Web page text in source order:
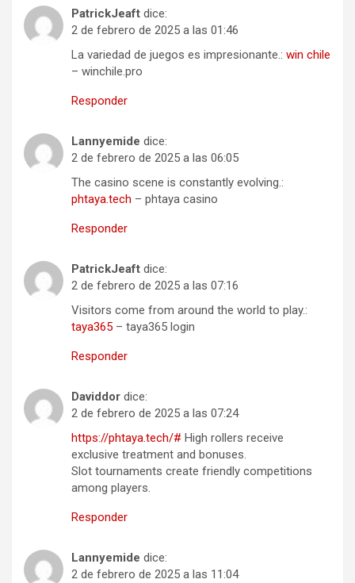
PatrickJeaft dice:
2 de febrero de 2025 a las 01:46
La variedad de juegos es impresionante.: win chile
– winchile.pro
Responder
Lannyemide dice:
2 de febrero de 2025 a las 06:05
The casino scene is constantly evolving.:
phtaya.tech – phtaya casino
Responder
PatrickJeaft dice:
2 de febrero de 2025 a las 07:16
Visitors come from around the world to play.:
taya365 – taya365 login
Responder
Daviddor dice:
2 de febrero de 2025 a las 07:24
https://phtaya.tech/# High rollers receive
exclusive treatment and bonuses.
Slot tournaments create friendly competitions
among players.
Responder
Lannyemide dice:
2 de febrero de 2025 a las 11:04